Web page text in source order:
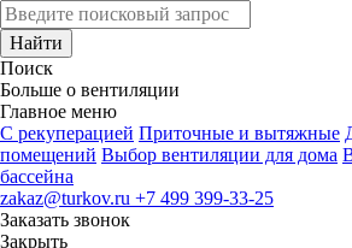
Найти
Поиск
Больше о вентиляции
Главное меню
C рекуперацией Приточные и вытяжные
помещений Выбор вентиляции для дома
бассейна
zakaz@turkov.ru +7 499 399-33-25
Заказать звонок
Закрыть